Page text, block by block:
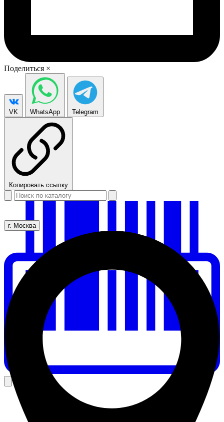
Поделиться ×
VK WhatsApp Telegram
Копировать ссылку